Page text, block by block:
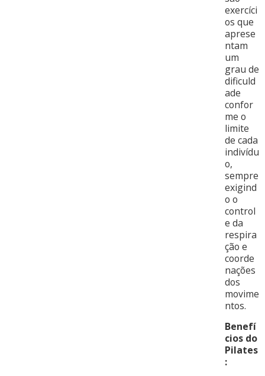
exercíci
os que
aprese
ntam
um
grau de
dificuld
ade
confor
me o
limite
de cada
indivídu
o,
sempre
exigind
o o
control
e da
respira
ção e
coorde
nações
dos
movime
ntos.
Benefí
cios do
Pilates
: